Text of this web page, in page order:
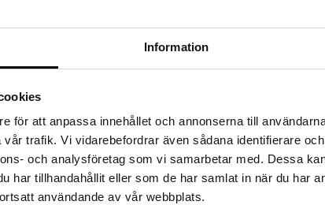
Information
för att anpassa innehållet och annonserna till
trafik. Vi vidarebefordrar även sådana identifierare
och analysföretag som vi samarbetar med. Dessa
har tillhandahållit eller som de har samlat in när du har
användande av vår webbplats.
voivat päästä loppumaan!
ale-löydöt »
sarja ihonhoitotuotteita Neutrogenalta ja se
eräs iholääkäri havaitsi, että kalastajilla oli
odotusten vastaisesti. Kun hän tutki asiaa
kalassa olevista öljyistä!
koostumus, joka matkii kosteuttavia ja
Creme
4,94